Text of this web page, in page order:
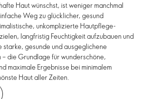
Haut wünschst, ist weniger manchmal
Weg zu glücklicher, gesund
unkomplizierte Hautpflege-
langfristig Feuchtigkeit aufzubauen und
starke, gesunde und ausgeglichene
die Grundlage für wunderschöne,
maximale Ergebnisse bei minimalem
Haut aller Zeiten.